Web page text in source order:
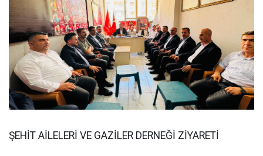
ŞEHİT AİLELERİ VE GAZİLER DERNEĞİ ZİYARETİ